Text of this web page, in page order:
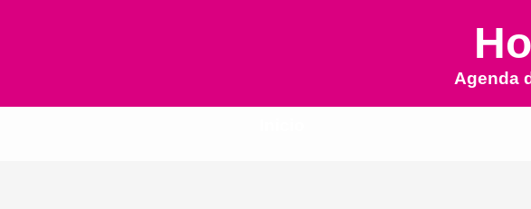
Agenda